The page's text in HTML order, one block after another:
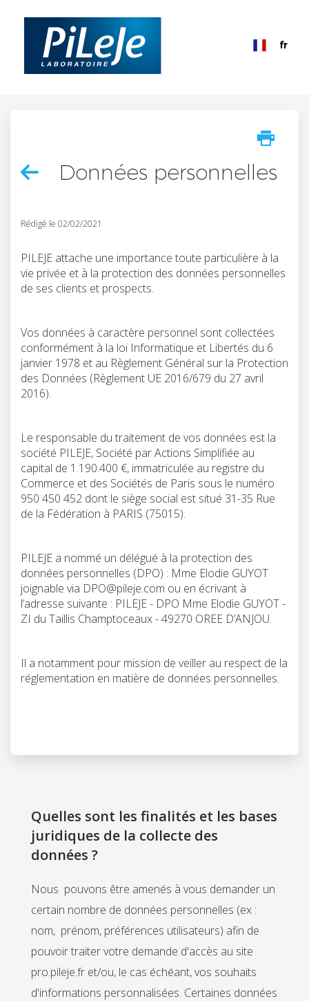
Aller au contenu
France
fr
Données personnelles
Rédigé le 02/02/2021
PILEJE attache une importance toute particulière à la
vie privée et à la protection des données personnelles
de ses clients et prospects.
Vos données à caractère personnel sont collectées
conformément à la loi Informatique et Libertés du 6
janvier 1978 et au Règlement Général sur la Protection
des Données (Règlement UE 2016/679 du 27 avril
2016).
Le responsable du traitement de vos données est la
société PILEJE, Société par Actions Simplifiée au
capital de 1.190.400 €, immatriculée au registre du
Commerce et des Sociétés de Paris sous le numéro
950 450 452 dont le siège social est situé 31-35 Rue
de la Fédération à PARIS (75015).
PILEJE a nommé un délégué à la protection des
données personnelles (DPO) : Mme Elodie GUYOT
joignable via DPO@pileje.com ou en écrivant à
l’adresse suivante : PILEJE - DPO Mme Elodie GUYOT -
ZI du Taillis Champtoceaux - 49270 OREE D’ANJOU.
Il a notamment pour mission de veiller au respect de la
réglementation en matière de données personnelles.
Quelles sont les finalités et les bases
juridiques de la collecte des
données ?
Nous pouvons être amenés à vous demander un
certain nombre de données personnelles (ex :
nom, prénom, préférences utilisateurs) afin de
pouvoir traiter votre demande d'accès au site
pro.pileje.fr et/ou, le cas échéant, vos souhaits
d'informations personnalisées. Certaines données